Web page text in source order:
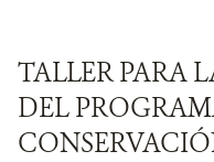
TALLER PARA
DEL